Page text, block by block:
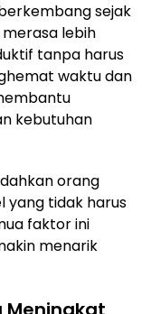
sejak
lebih
tanpa harus
waktu dan
kebutuhan
orang
yang tidak harus
faktor ini
menarik